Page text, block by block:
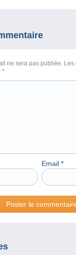
ne sera pas publiée.
*
Email *